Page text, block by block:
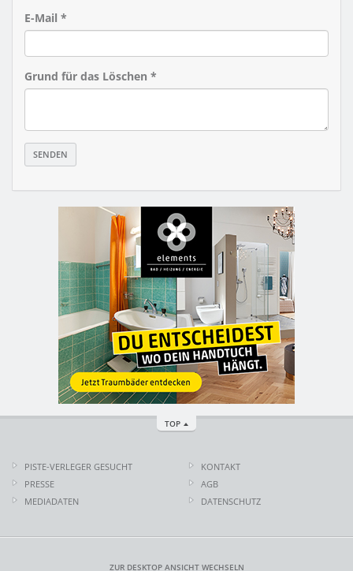
E-Mail *
Grund für das Löschen *
TOP
PISTE-VERLEGER GESUCHT
PRESSE
MEDIADATEN
KONTAKT
AGB
DATENSCHUTZ
ZUR DESKTOP ANSICHT WECHSELN